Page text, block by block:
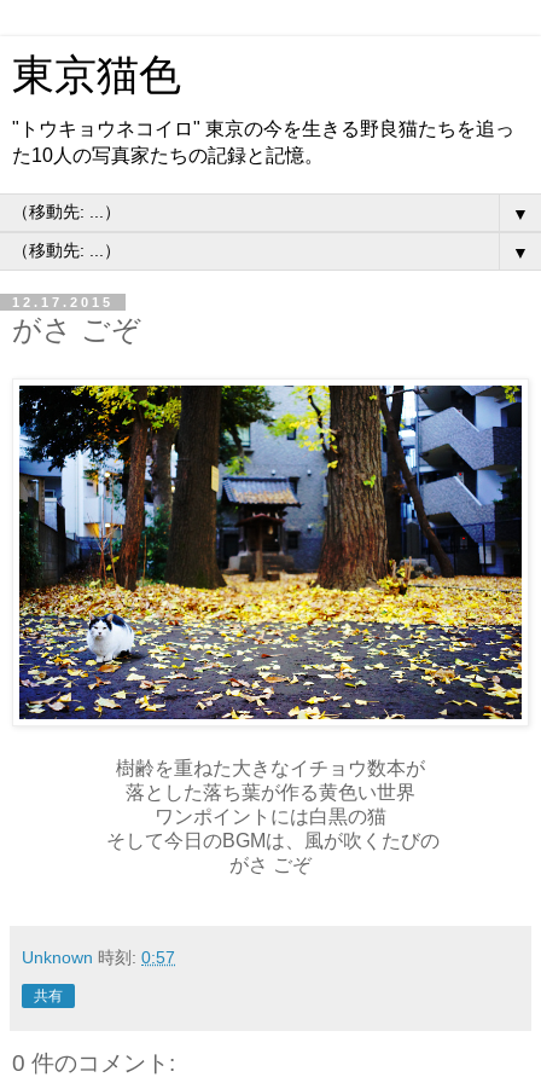
東京猫色
"トウキョウネコイロ" 東京の今を生きる野良猫たちを追っ
た10人の写真家たちの記録と記憶。
▼
▼
12.17.2015
がさ ごぞ
樹齢を重ねた大きなイチョウ数本が
落とした落ち葉が作る黄色い世界
ワンポイントには白黒の猫
そして今日のBGMは、風が吹くたびの
がさ ごぞ
Unknown 時刻: 0:57
共有
0 件のコメント: